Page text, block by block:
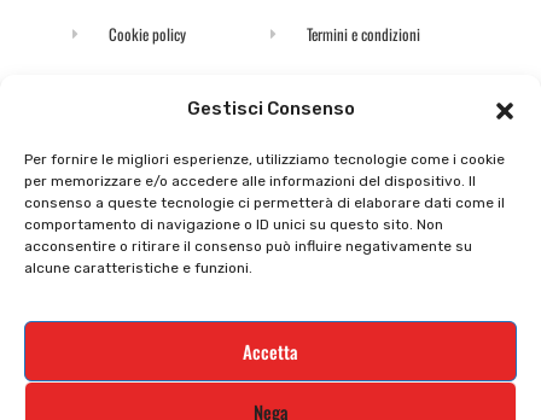
Gestisci Consenso
Per fornire le migliori esperienze, utilizziamo tecnologie come i cookie
per memorizzare e/o accedere alle informazioni del dispositivo. Il
consenso a queste tecnologie ci permetterà di elaborare dati come il
comportamento di navigazione o ID unici su questo sito. Non
acconsentire o ritirare il consenso può influire negativamente su
alcune caratteristiche e funzioni.
Accetta
Nega
Cookie policy
Termini e condizioni
Newsletter
Iscriviti alla nostra newsletter e rimani
aggiornato
STILE MOTO DI ALBANI LORETTA VIA A. CRESPI, 224, 24045 FARA
GERA D’ADDA BG TEL: 0363 399792 EMAIL: INFO@STILEMOTO.IT